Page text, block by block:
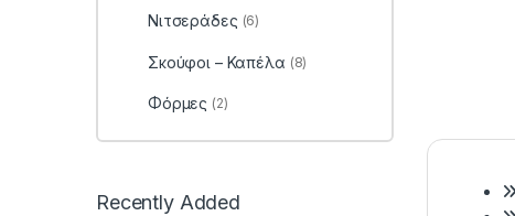
Νιτσεράδες (6)
Σκούφοι – Καπέλα (8)
Φόρμες (2)
Recently Added